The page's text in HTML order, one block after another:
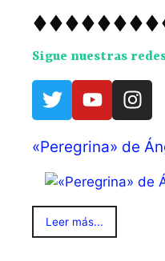
Sigue nuestras
«Peregrina» de
Leer más...